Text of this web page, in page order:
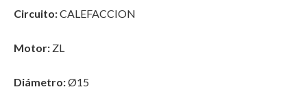
Circuito:CALEFACCION
Motor: ZL
Diámetro:Ø15